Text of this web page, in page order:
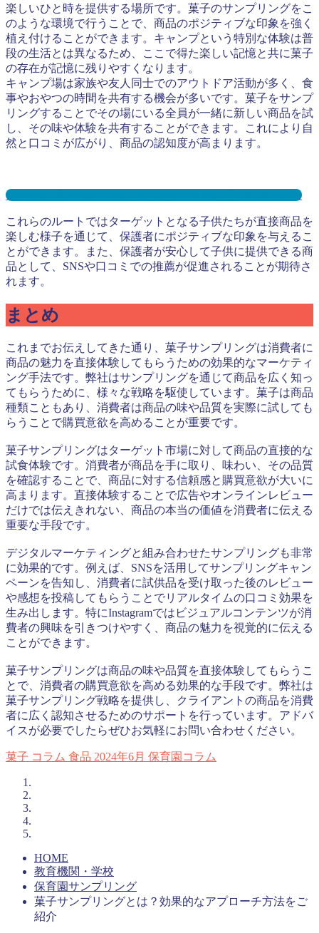
楽しいひと時を提供する場所です。菓子のサンプリングをこ
のような環境で行うことで、商品のポジティブな印象を強く
植え付けることができます。キャンプという特別な体験は普
段の生活とは異なるため、ここで得た楽しい記憶と共に菓子
の存在が記憶に残りやすくなります。
キャンプ場は家族や友人同士でのアウトドア活動が多く、食
事やおやつの時間を共有する機会が多いです。菓子をサンプ
リングすることでその場にいる全員が一緒に新しい商品を試
し、その味や体験を共有することができます。これにより自
然と口コミが広がり、商品の認知度が高まります。
キャンプ場サンプリングとは？メリット３選と事例を紹介
これらのルートではターゲットとなる子供たちが直接商品を
楽しむ様子を通じて、保護者にポジティブな印象を与えるこ
とができます。また、保護者が安心して子供に提供できる商
品として、SNSや口コミでの推薦が促進されることが期待さ
れます。
まとめ
これまでお伝えしてきた通り、菓子サンプリングは消費者に
商品の魅力を直接体験してもらうための効果的なマーケティ
ング手法です。弊社はサンプリングを通じて商品を広く知っ
てもらうために、様々な戦略を駆使しています。菓子は商品
種類こともあり、消費者は商品の味や品質を実際に試しても
らうことで購買意欲を高めることが重要です。
菓子サンプリングはターゲット市場に対して商品の直接的な
試食体験です。消費者が商品を手に取り、味わい、その品質
を確認することで、商品に対する信頼感と購買意欲が大いに
高まります。直接体験することで広告やオンラインレビュー
だけでは伝えきれない、商品の本当の価値を消費者に伝える
重要な手段です。
デジタルマーケティングと組み合わせたサンプリングも非常
に効果的です。例えば、SNSを活用してサンプリングキャン
ペーンを告知し、消費者に試供品を受け取った後のレビュー
や感想を投稿してもらうことでリアルタイムの口コミ効果を
生み出します。特にInstagramではビジュアルコンテンツが消
費者の興味を引きつけやすく、商品の魅力を視覚的に伝える
ことができます。
菓子サンプリングは商品の味や品質を直接体験してもらうこ
とで、消費者の購買意欲を高める効果的な手段です。弊社は
菓子サンプリング戦略を提供し、クライアントの商品を消費
者に広く認知させるためのサポートを行っています。アドバ
イスが必要でしたらぜひお気軽にお問い合わせください。
菓子 コラム 食品 2024年6月 保育園コラム
HOME
教育機関・学校
保育園サンプリング
菓子サンプリングとは？効果的なアプローチ方法をご
紹介